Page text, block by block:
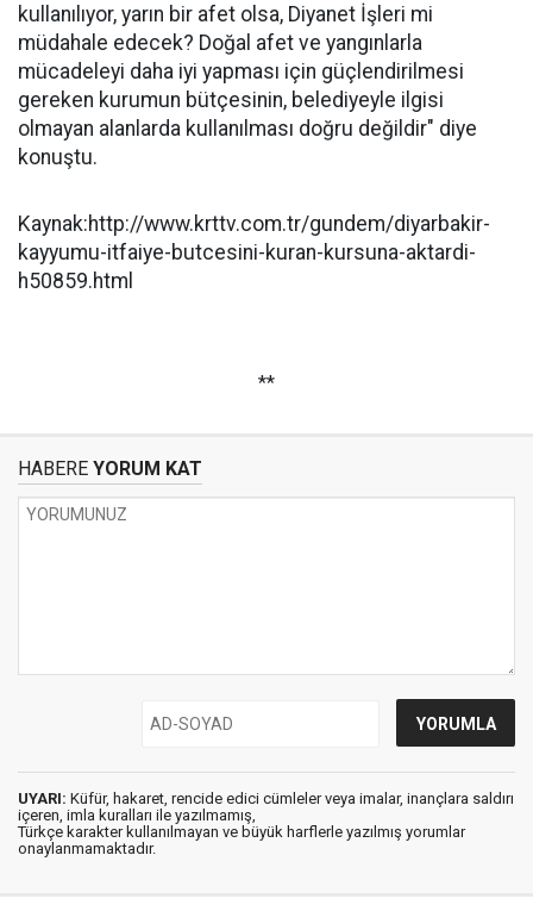
kullanılıyor, yarın bir afet olsa, Diyanet İşleri mi
müdahale edecek? Doğal afet ve yangınlarla
mücadeleyi daha iyi yapması için güçlendirilmesi
gereken kurumun bütçesinin, belediyeyle ilgisi
olmayan alanlarda kullanılması doğru değildir" diye
konuştu.
Kaynak:http://www.krttv.com.tr/gundem/diyarbakir-
kayyumu-itfaiye-butcesini-kuran-kursuna-aktardi-
h50859.html
**
HABERE YORUM KAT
UYARI: Küfür, hakaret, rencide edici cümleler veya imalar, inançlara saldırı
içeren, imla kuralları ile yazılmamış,
Türkçe karakter kullanılmayan ve büyük harflerle yazılmış yorumlar
onaylanmamaktadır.